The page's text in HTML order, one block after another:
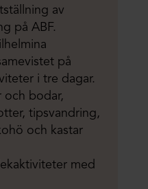
av
på ABF.
på
i tre dagar.
och bodar,
tipsvandring,
och kastar
med